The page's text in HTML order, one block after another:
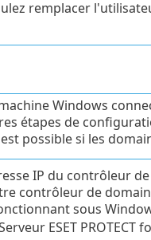
remplacer
Windows
étapes de
possible si les
IP du contrôleur
contrôleur de
sous
ESET